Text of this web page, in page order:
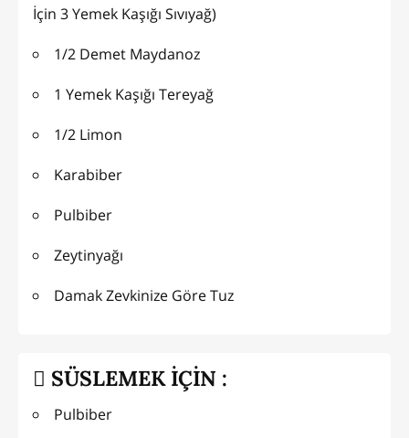
İçin 3 Yemek Kaşığı Sıvıyağ)
1/2 Demet Maydanoz
1 Yemek Kaşığı Tereyağ
1/2 Limon
Karabiber
Pulbiber
Zeytinyağı
Damak Zevkinize Göre Tuz
SÜSLEMEK İÇİN :
Pulbiber